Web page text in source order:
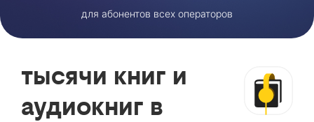
для абонентов всех операторов
тысячи книг и
аудиокниг в